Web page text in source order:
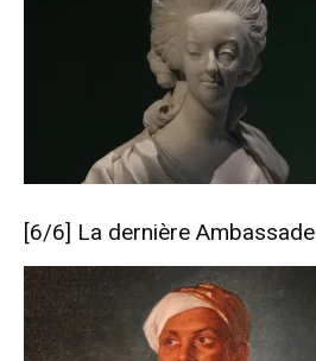
[6/6] La dernière Ambassade